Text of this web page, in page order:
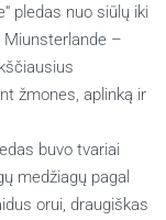
pledas nuo siūlų iki
Miunsterlande –
žmones, aplinką ir
buvo tvariai
medžiagų pagal
orui, draugiškas